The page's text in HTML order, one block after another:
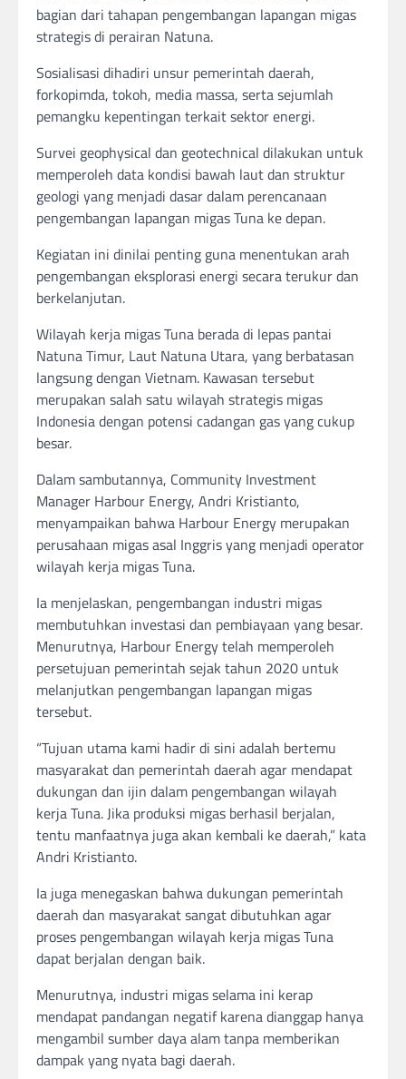
bagian dari tahapan pengembangan lapangan migas
strategis di perairan Natuna.
Sosialisasi dihadiri unsur pemerintah daerah,
forkopimda, tokoh, media massa, serta sejumlah
pemangku kepentingan terkait sektor energi.
Survei geophysical dan geotechnical dilakukan untuk
memperoleh data kondisi bawah laut dan struktur
geologi yang menjadi dasar dalam perencanaan
pengembangan lapangan migas Tuna ke depan.
Kegiatan ini dinilai penting guna menentukan arah
pengembangan eksplorasi energi secara terukur dan
berkelanjutan.
Wilayah kerja migas Tuna berada di lepas pantai
Natuna Timur, Laut Natuna Utara, yang berbatasan
langsung dengan Vietnam. Kawasan tersebut
merupakan salah satu wilayah strategis migas
Indonesia dengan potensi cadangan gas yang cukup
besar.
Dalam sambutannya, Community Investment
Manager Harbour Energy, Andri Kristianto,
menyampaikan bahwa Harbour Energy merupakan
perusahaan migas asal Inggris yang menjadi operator
wilayah kerja migas Tuna.
Ia menjelaskan, pengembangan industri migas
membutuhkan investasi dan pembiayaan yang besar.
Menurutnya, Harbour Energy telah memperoleh
persetujuan pemerintah sejak tahun 2020 untuk
melanjutkan pengembangan lapangan migas
tersebut.
“Tujuan utama kami hadir di sini adalah bertemu
masyarakat dan pemerintah daerah agar mendapat
dukungan dan ijin dalam pengembangan wilayah
kerja Tuna. Jika produksi migas berhasil berjalan,
tentu manfaatnya juga akan kembali ke daerah,” kata
Andri Kristianto.
Ia juga menegaskan bahwa dukungan pemerintah
daerah dan masyarakat sangat dibutuhkan agar
proses pengembangan wilayah kerja migas Tuna
dapat berjalan dengan baik.
Menurutnya, industri migas selama ini kerap
mendapat pandangan negatif karena dianggap hanya
mengambil sumber daya alam tanpa memberikan
dampak yang nyata bagi daerah.